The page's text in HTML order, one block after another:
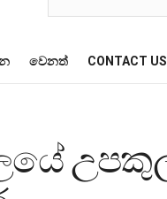
වෙනත් CONTACT US